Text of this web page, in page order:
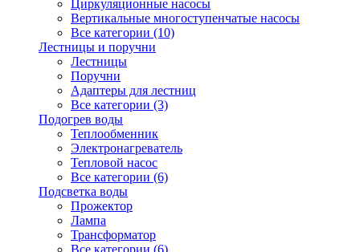
Циркуляционные насосы
Вертикальные многоступенчатые насосы
Все категории (10)
Лестницы и поручни
Лестницы
Поручни
Адаптеры для лестниц
Все категории (3)
Подогрев воды
Теплообменник
Электронагреватель
Тепловой насос
Все категории (6)
Подсветка воды
Прожектор
Лампа
Трансформатор
Все категории (6)